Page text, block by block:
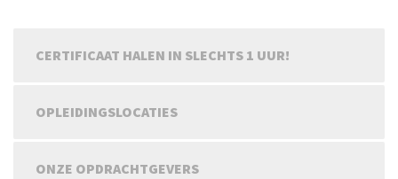
CERTIFICAAT HALEN IN SLECHTS 1 UUR!
OPLEIDINGSLOCATIES
ONZE OPDRACHTGEVERS